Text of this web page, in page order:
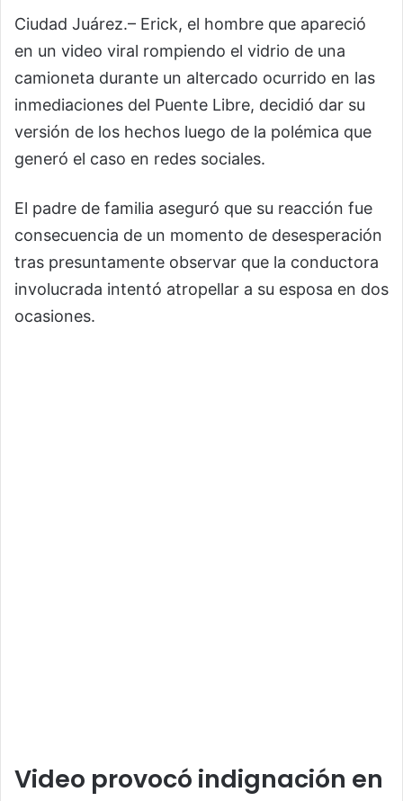
Ciudad Juárez.– Erick, el hombre que apareció
en un video viral rompiendo el vidrio de una
camioneta durante un altercado ocurrido en las
inmediaciones del Puente Libre, decidió dar su
versión de los hechos luego de la polémica que
generó el caso en redes sociales.
El padre de familia aseguró que su reacción fue
consecuencia de un momento de desesperación
tras presuntamente observar que la conductora
involucrada intentó atropellar a su esposa en dos
ocasiones.
Video provocó indignación en